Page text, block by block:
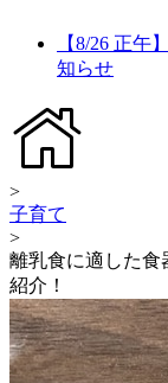
【8/26 正午
知らせ
>
子育て
>
離乳食に適した食
紹介！